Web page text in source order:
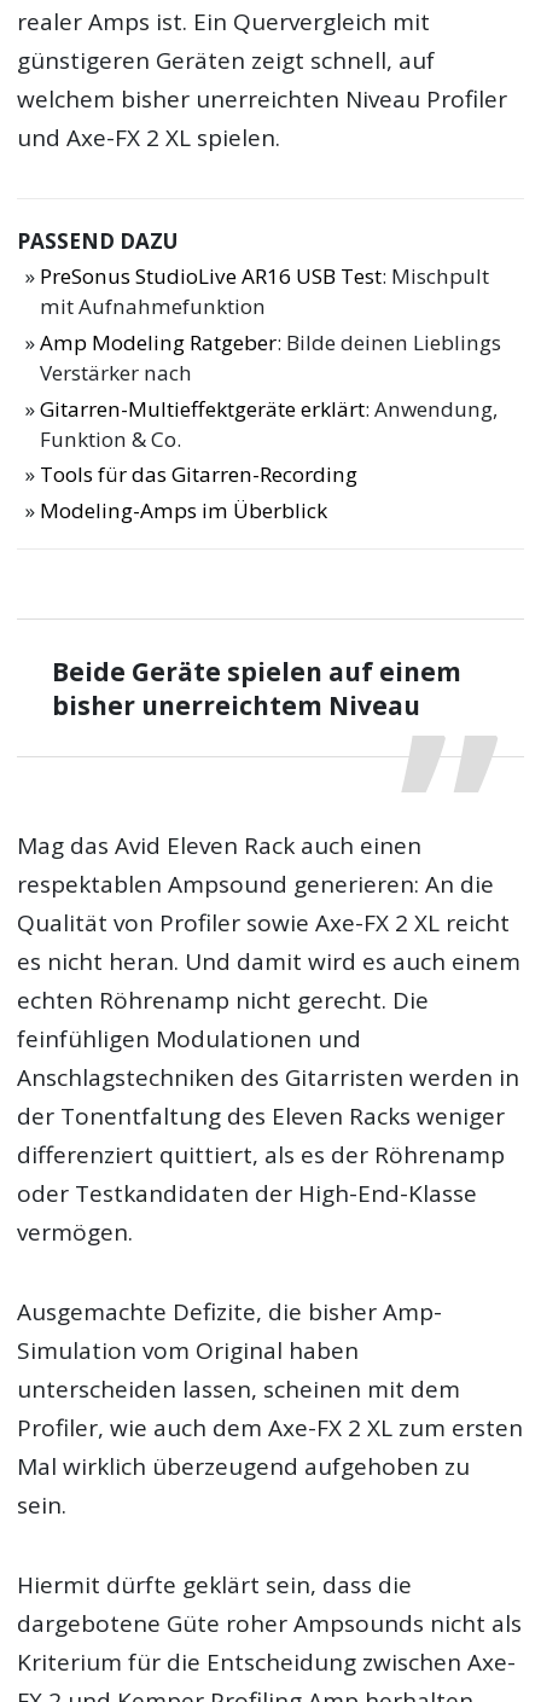
realer Amps ist. Ein Quervergleich mit
günstigeren Geräten zeigt schnell, auf
welchem bisher unerreichten Niveau Profiler
und Axe-FX 2 XL spielen.
PASSEND DAZU
PreSonus StudioLive AR16 USB Test: Mischpult
mit Aufnahmefunktion
Amp Modeling Ratgeber: Bilde deinen Lieblings
Verstärker nach
Gitarren-Multieffektgeräte erklärt: Anwendung,
Funktion & Co.
Tools für das Gitarren-Recording
Modeling-Amps im Überblick
Beide Geräte spielen auf einem
bisher unerreichtem Niveau
Mag das Avid Eleven Rack auch einen
respektablen Ampsound generieren: An die
Qualität von Profiler sowie Axe-FX 2 XL reicht
es nicht heran. Und damit wird es auch einem
echten Röhrenamp nicht gerecht. Die
feinfühligen Modulationen und
Anschlagstechniken des Gitarristen werden in
der Tonentfaltung des Eleven Racks weniger
differenziert quittiert, als es der Röhrenamp
oder Testkandidaten der High-End-Klasse
vermögen.
Ausgemachte Defizite, die bisher Amp-
Simulation vom Original haben
unterscheiden lassen, scheinen mit dem
Profiler, wie auch dem Axe-FX 2 XL zum ersten
Mal wirklich überzeugend aufgehoben zu
sein.
Hiermit dürfte geklärt sein, dass die
dargebotene Güte roher Ampsounds nicht als
Kriterium für die Entscheidung zwischen Axe-